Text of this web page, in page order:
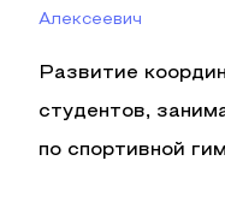
Алексеевич
Развитие
студентов,
по спортивной